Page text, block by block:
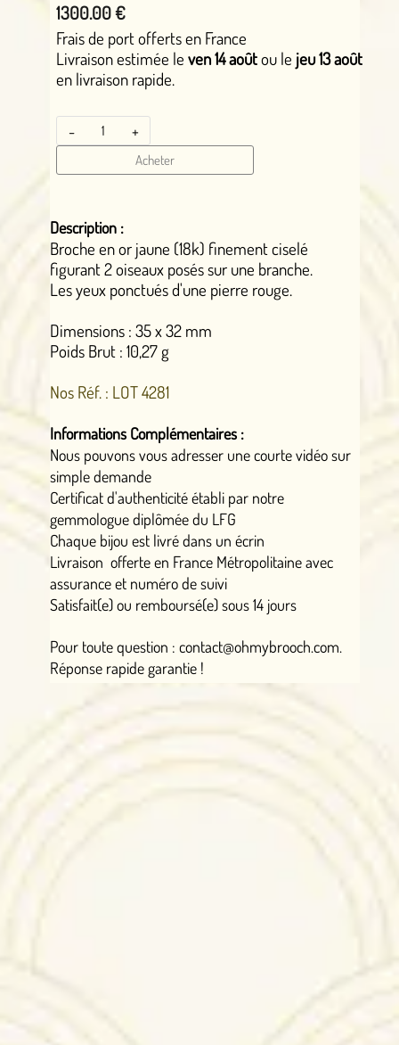
1300.00 €
Frais de port offerts en France
Livraison estimée le ven 14 aoûtou le jeu 13 août
en livraison rapide.
- +
Acheter
Description :
Broche en or jaune (18k) finement ciselé
figurant 2 oiseaux posés sur une branche.
Les yeux ponctués d'une pierre rouge.
Dimensions : 35 x 32 mm
Poids Brut : 10,27 g
Nos Réf. : LOT 4281
Informations Complémentaires :
Nous pouvons vous adresser une courte vidéo sur
simple demande
Certificat d'authenticité établi par notre
gemmologue diplômée du LFG
Chaque bijou est livré dans un écrin
Livraison offerte en France Métropolitaine avec
assurance et numéro de suivi
Satisfait(e) ou remboursé(e) sous 14 jours
Pour toute question : contact@ohmybrooch.com.
Réponse rapide garantie !